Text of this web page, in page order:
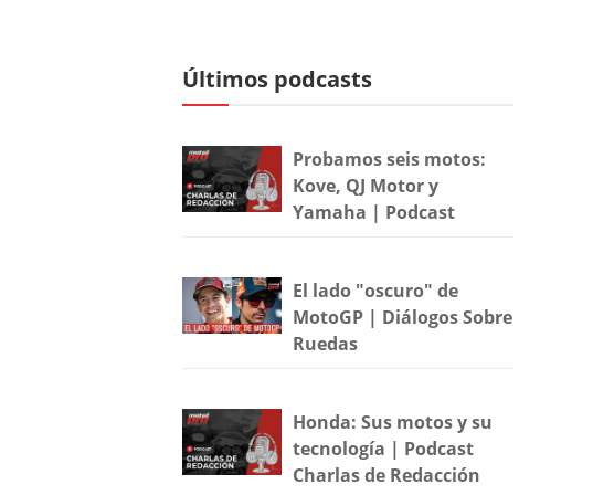
Últimos podcasts
Probamos seis motos:
Kove, QJ Motor y
Yamaha | Podcast
El lado "oscuro" de
MotoGP | Diálogos Sobre
Ruedas
Honda: Sus motos y su
tecnología | Podcast
Charlas de Redacción